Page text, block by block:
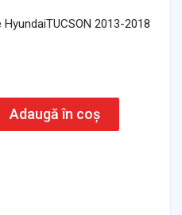
2013-2018
Adaugă în coș